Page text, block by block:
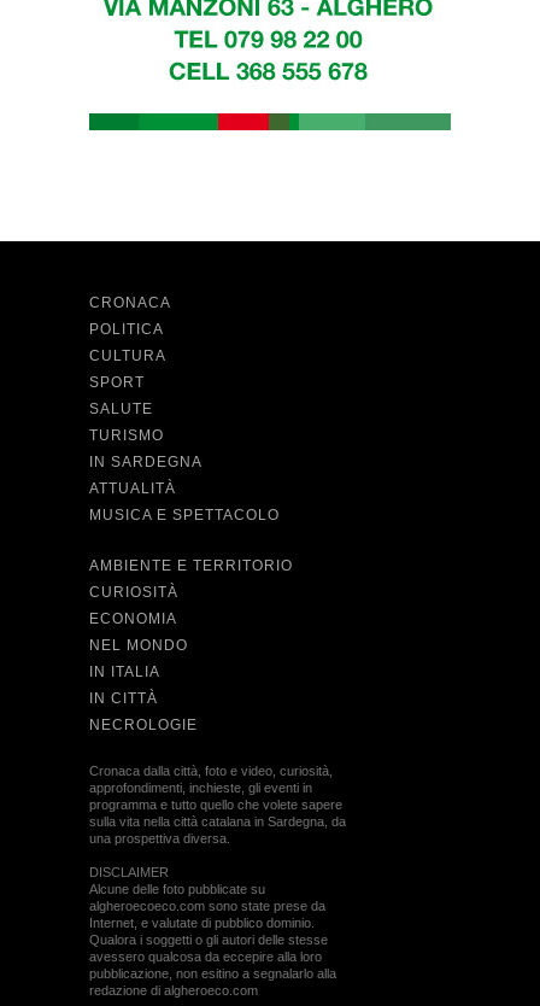
CRONACA
POLITICA
CULTURA
SPORT
SALUTE
TURISMO
IN SARDEGNA
ATTUALITÀ
MUSICA E SPETTACOLO
AMBIENTE E TERRITORIO
CURIOSITÀ
ECONOMIA
NEL MONDO
IN ITALIA
IN CITTÀ
NECROLOGIE
Cronaca dalla città, foto e video, curiosità,
approfondimenti, inchieste, gli eventi in
programma e tutto quello che volete sapere
sulla vita nella città catalana in Sardegna, da
una prospettiva diversa.
DISCLAIMER
Alcune delle foto pubblicate su
algheroecoeco.com sono state prese da
Internet, e valutate di pubblico dominio.
Qualora i soggetti o gli autori delle stesse
avessero qualcosa da eccepire alla loro
pubblicazione, non esitino a segnalarlo alla
redazione di algheroeco.com